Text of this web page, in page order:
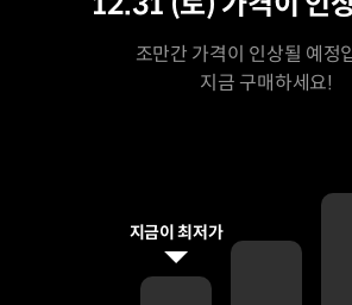
조만간 가격이 인상될 예정
지금 구매하세요!
지금이 최저가